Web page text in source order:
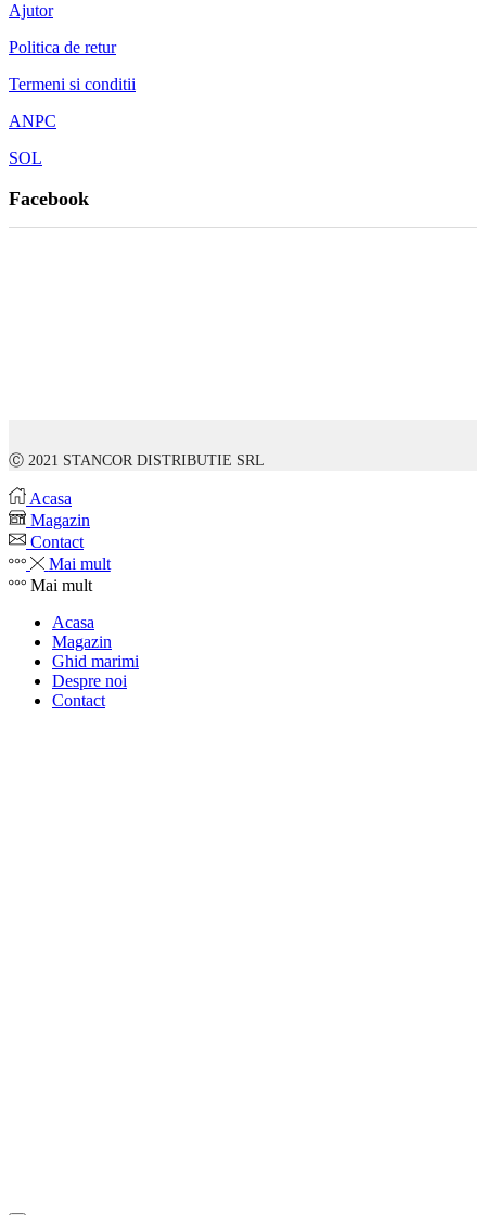
Ajutor
Politica de retur
Termeni si conditii
ANPC
SOL
Facebook
Ⓒ 2021 STANCOR DISTRIBUTIE SRL
Acasa
Magazin
Contact
Mai mult
Mai mult
Acasa
Magazin
Ghid marimi
Despre noi
Contact